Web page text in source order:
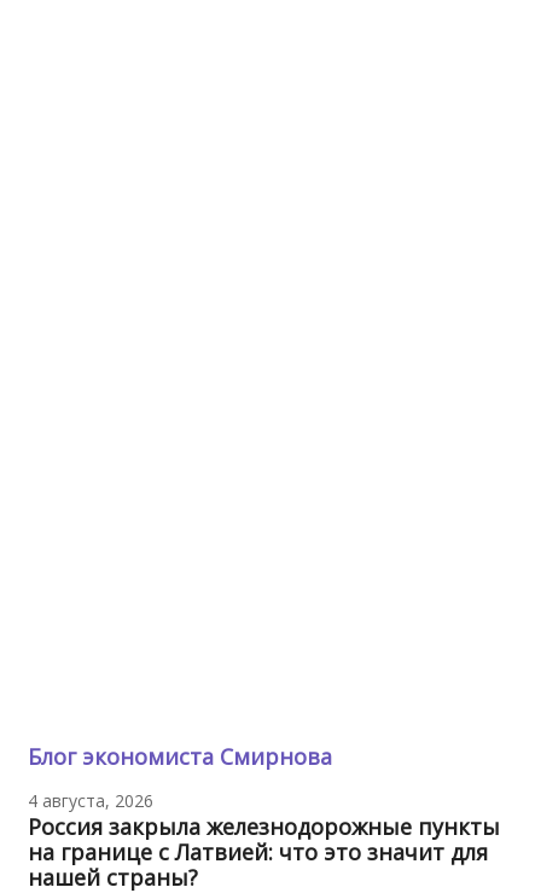
Блог экономиста Смирнова
4 августа, 2026
Россия закрыла железнодорожные пункты
на границе с Латвией: что это значит для
нашей страны?